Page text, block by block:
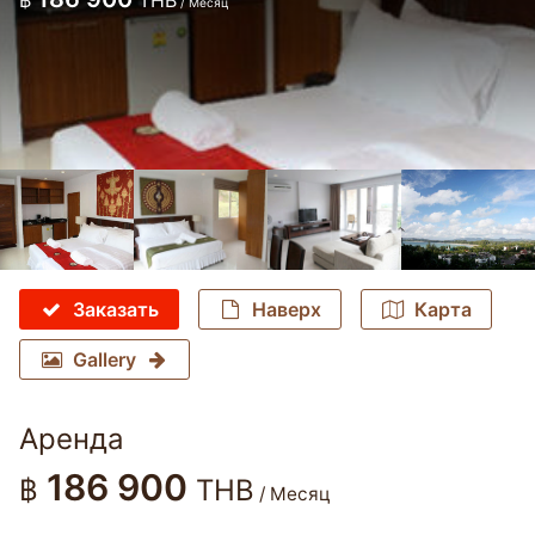
Заказать Наверх Карта
Gallery
Аренда
฿ 186 900 THB / Месяц